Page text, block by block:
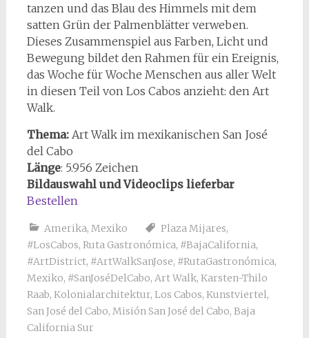
tanzen und das Blau des Himmels mit dem
satten Grün der Palmenblätter verweben.
Dieses Zusammenspiel aus Farben, Licht und
Bewegung bildet den Rahmen für ein Ereignis,
das Woche für Woche Menschen aus aller Welt
in diesen Teil von Los Cabos anzieht: den Art
Walk.
Thema: Art Walk im mexikanischen San José
del Cabo
Länge: 5.956 Zeichen
Bildauswahl und Videoclips lieferbar
Bestellen
Amerika, Mexiko Plaza Mijares,
#LosCabos, Ruta Gastronómica, #BajaCalifornia,
#ArtDistrict, #ArtWalkSanJose, #RutaGastronómica,
Mexiko, #SanJoséDelCabo, Art Walk, Karsten-Thilo
Raab, Kolonialarchitektur, Los Cabos, Kunstviertel,
San José del Cabo, Misión San José del Cabo, Baja
California Sur